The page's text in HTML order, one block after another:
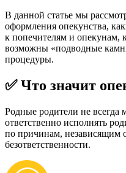
В данной статье мы
оформления опекунства,
к попечителям и
возможны «подводные
процедуры.
✅ Что значит
Родные родители не всегда
ответственно исполнять
по причинам, независящим
безответственности.